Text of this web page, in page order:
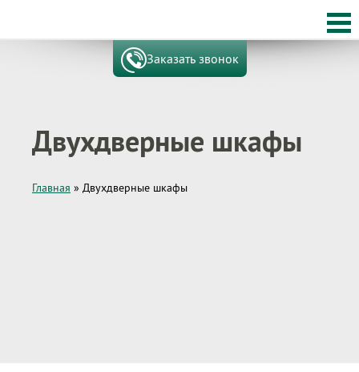
Заказать звонок
Двухдверные шкафы
Главная » Двухдверные шкафы